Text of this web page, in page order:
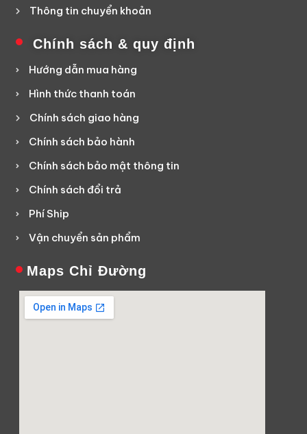
Thông tin chuyển khoản
Chính sách & quy định
Hướng dẫn mua hàng
Hình thức thanh toán
Chính sách giao hàng
Chính sách bảo hành
Chính sách bảo mật thông tin
Chính sách đổi trả
Phí Ship
Vận chuyển sản phẩm
Maps Chỉ Đường